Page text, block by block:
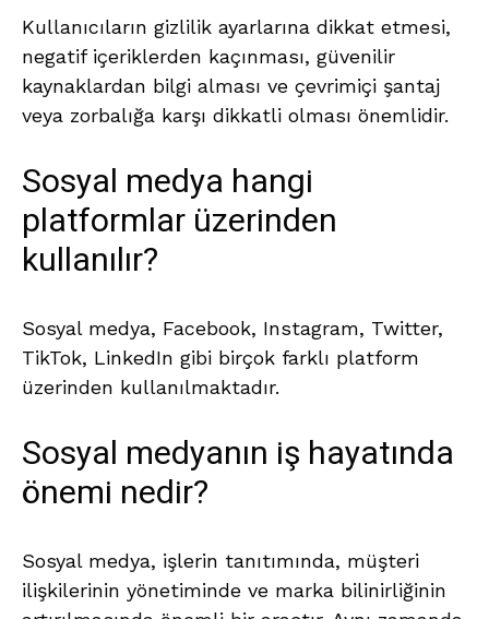
Kullanıcıların gizlilik ayarlarına dikkat etmesi,
negatif içeriklerden kaçınması, güvenilir
kaynaklardan bilgi alması ve çevrimiçi şantaj
veya zorbalığa karşı dikkatli olması önemlidir.
Sosyal medya hangi
platformlar üzerinden
kullanılır?
Sosyal medya, Facebook, Instagram, Twitter,
TikTok, LinkedIn gibi birçok farklı platform
üzerinden kullanılmaktadır.
Sosyal medyanın iş hayatında
önemi nedir?
Sosyal medya, işlerin tanıtımında, müşteri
ilişkilerinin yönetiminde ve marka bilinirliğinin